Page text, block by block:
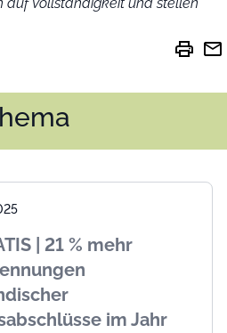
print mail
| 21 % mehr
im Jahr